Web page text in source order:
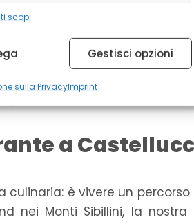
fonti di dati, Collegare
base alle informazioni
frodi,
scopi
Gestisci opzioni
sulla PrivacyImprint
cotta allo zafferano
,
a
culinaria: è vivere un
nei Monti Sibillini, la